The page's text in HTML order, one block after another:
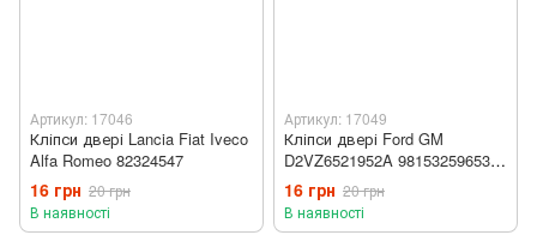
Артикул: 17046
Кліпси двері Lancia Fiat Iveco
Alfa Romeo 82324547
16 грн 20 грн
В наявності
Артикул: 17049
Кліпси двері Ford GM
D2VZ6521952A 9815325965325
16607593 D2VZ652
16 грн 20 грн
В наявності